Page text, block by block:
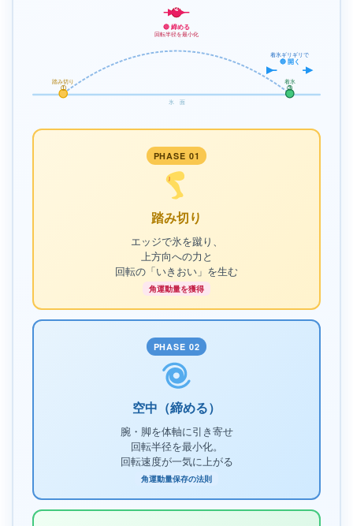
氷 面
①
踏み切り
②
🔴 締める
回転半径を最小化
③
着氷
🔵 開く
着氷ギリギリで
PHASE 01
踏み切り
エッジで氷を蹴り、
上方向への力と
回転の「いきおい」を生む
角運動量を獲得
PHASE 02
空中（締める）
腕・脚を体軸に引き寄せ
回転半径を最小化。
回転速度が一気に上がる
角運動量保存の法則